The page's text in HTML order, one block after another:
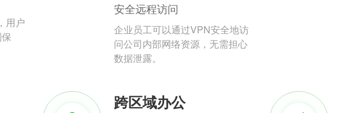
用户
安全远程访问
企业员工可以通过VPN安全地访
问公司内部网络资源，无需担心
数据泄露。
跨区域办公